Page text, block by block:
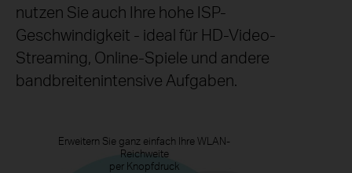
nutzen Sie auch Ihre hohe ISP-
Geschwindigkeit - ideal für HD-Video-
Streaming, Online-Spiele und andere
bandbreitenintensive Aufgaben.
Erweitern Sie ganz einfach Ihre WLAN-
Reichweite
per Knopfdruck